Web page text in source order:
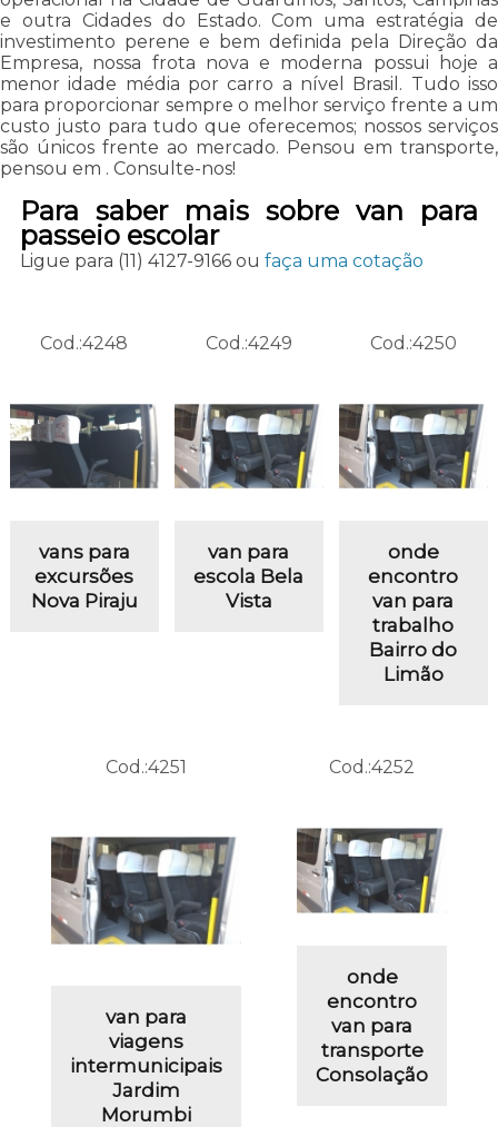
e outra Cidades do Estado. Com uma estratégia de
investimento perene e bem definida pela Direção da
Empresa, nossa frota nova e moderna possui hoje a
menor idade média por carro a nível Brasil. Tudo isso
para proporcionar sempre o melhor serviço frente a um
custo justo para tudo que oferecemos; nossos serviços
são únicos frente ao mercado. Pensou em transporte,
pensou em . Consulte-nos!
Para saber mais sobre van para
passeio escolar
Ligue para (11) 4127-9166ou faça uma cotação
Cod.:4248
vans para
excursões
Nova Piraju
Cod.:4249
van para
escola Bela
Vista
Cod.:4250
onde
encontro
van para
trabalho
Bairro do
Limão
Cod.:4251
van para
viagens
intermunicipais
Jardim
Morumbi
Cod.:4252
onde
encontro
van para
transporte
Consolação